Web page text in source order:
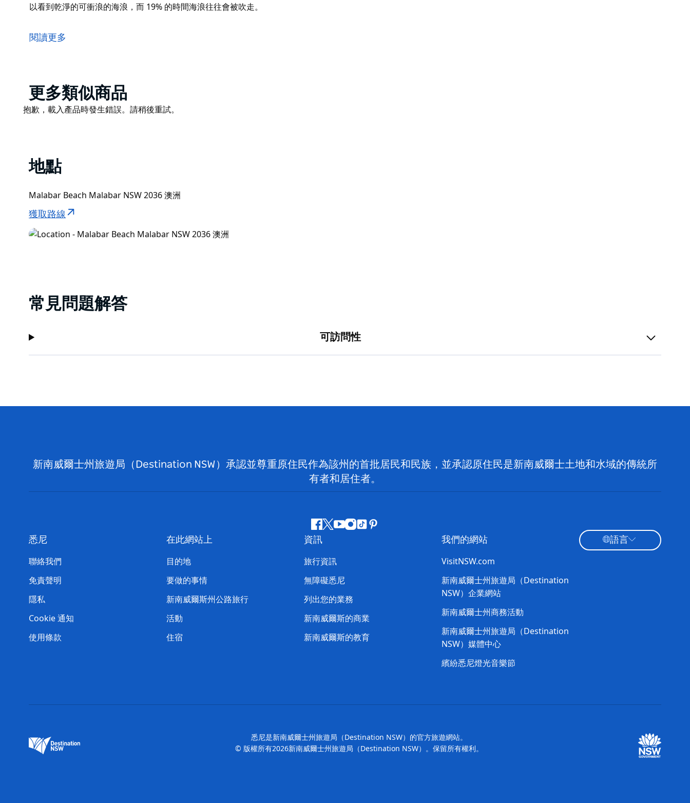
以看到乾淨的可衝浪的海浪，而 19% 的時間海浪往往會被吹走。
爾海灘游泳條件平靜，遊客相對較少，是幼兒和家庭的首選。
馬拉巴爾海灘背靠克倫威爾公園，這是一片草地，設有兒童遊樂場以及公共廁所、淋浴和更衣室。馬拉巴
爾海灘地區的熱門活動包括游泳、慢跑、浮潛、岩釣、划艇甚至水肺潛水。
事實上，這裡有兩個受歡迎的潛水地點值得探索：MV Malabar 和 SS Goolgwai 的沉船殘骸。遊客應注
衝浪的海浪，而 19% 的時間海浪往往會被吹走。
閱讀更多
Product
List
更多類似商品
Product
抱歉，載入產品時發生錯誤。請稍後重試。
地點
Malabar Beach Malabar NSW 2036 澳洲
獲取路線
常見問題解答
可訪問性
新南威爾士州旅遊局（Destination NSW）承認並尊重原住民作為該州的首批居民和民族，並承認原住民是新南威爾士土地和水域的傳統所
有者和居住者。
Facebook
嘰
喳
喳
Youtube
Instagram
抖 Pinterest
悉尼
聯絡我們
免責聲明
隱私
Cookie 通知
使用條款
在此網站上
目的地
要做的事情
新南威爾斯州公路旅行
活動
住宿
資訊
旅行資訊
無障礙悉尼
列出您的業務
新南威爾斯的商業
新南威爾斯的教育
我們的網站
VisitNSW.com
新南威爾士州旅遊局（Destination
NSW）企業網站​
新南威爾士州商務活動
新南威爾士州旅遊局（Destination
NSW）媒體中心
繽紛悉尼燈光音樂節
語言
悉尼是新南威爾士州旅遊局（Destination NSW）的官方旅遊網站。
© 版權所有2026新南威爾士州旅遊局（Destination NSW）。保留所有權利。